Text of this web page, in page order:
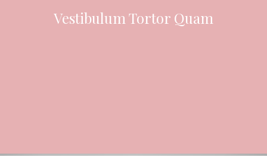
Vestibulum Tortor Quam